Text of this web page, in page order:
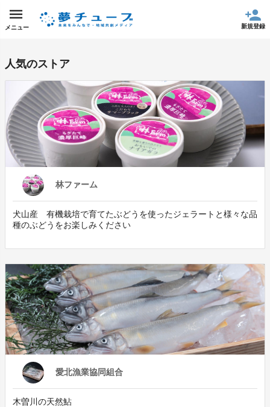
メニュー 新規登録
人気のストア
林ファーム
犬山産 有機栽培で育てたぶどうを使ったジェラートと様々な品
種のぶどうをお楽しみください
愛北漁業協同組合
木曽川の天然鮎